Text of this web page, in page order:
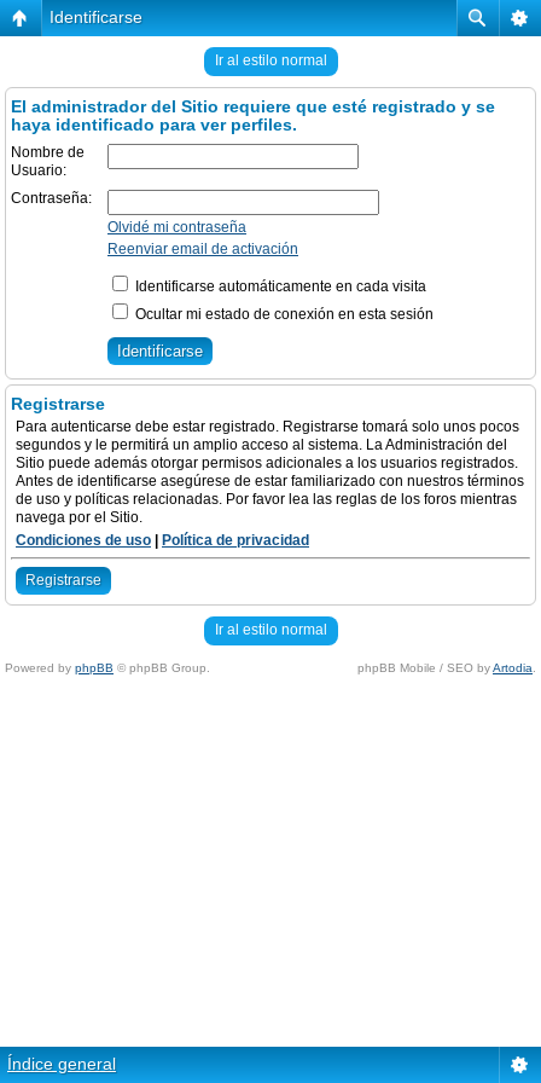
Identificarse
Ir al estilo normal
El administrador del Sitio requiere que esté registrado y se
haya identificado para ver perfiles.
Nombre de
Usuario:
Contraseña:
Olvidé mi contraseña
Reenviar email de activación
Identificarse automáticamente en cada visita
Ocultar mi estado de conexión en esta sesión
Registrarse
Para autenticarse debe estar registrado. Registrarse tomará solo unos pocos
segundos y le permitirá un amplio acceso al sistema. La Administración del
Sitio puede además otorgar permisos adicionales a los usuarios registrados.
Antes de identificarse asegúrese de estar familiarizado con nuestros términos
de uso y políticas relacionadas. Por favor lea las reglas de los foros mientras
navega por el Sitio.
Condiciones de uso
Política de privacidad
Registrarse
Ir al estilo normal
Powered by phpBB © phpBB Group. phpBB Mobile / SEO byArtodia
Índice general